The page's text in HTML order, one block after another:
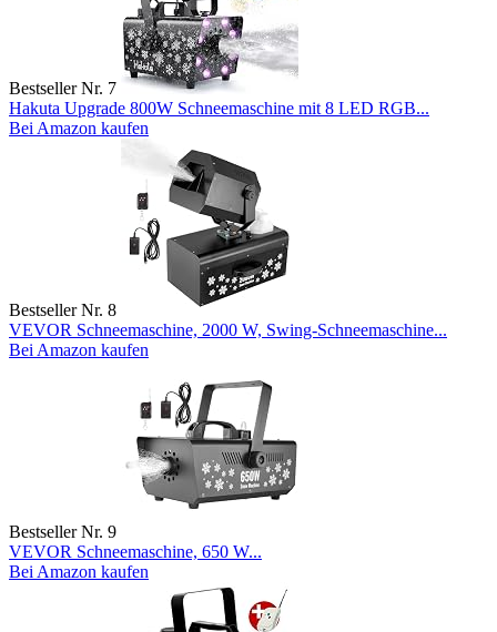
Bestseller Nr. 7
Hakuta Upgrade 800W Schneemaschine mit 8 LED RGB...
Bei Amazon kaufen
Bestseller Nr. 8
VEVOR Schneemaschine, 2000 W, Swing-Schneemaschine...
Bei Amazon kaufen
Bestseller Nr. 9
VEVOR Schneemaschine, 650 W...
Bei Amazon kaufen